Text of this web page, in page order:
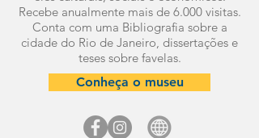
Recebe anualmente mais de 6.000 visitas.
Conta com uma Bibliografia sobre a
cidade do Rio de Janeiro, dissertações e
teses sobre favelas.
Conheça o museu